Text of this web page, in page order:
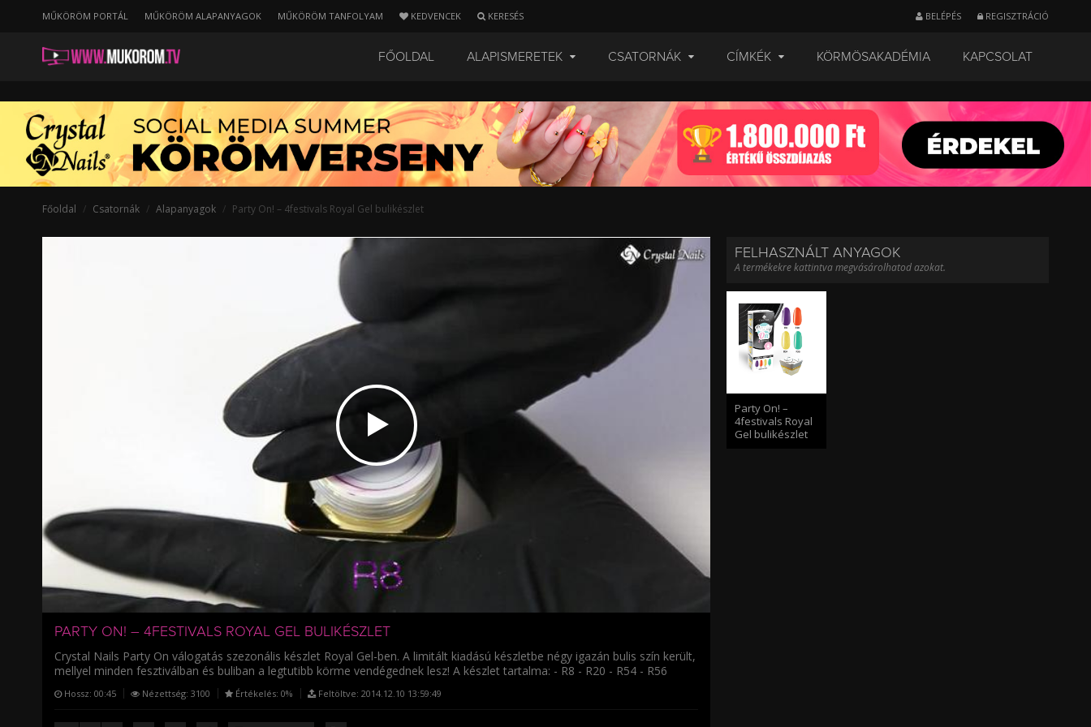
MŰKÖRÖM PORTÁL MŰKÖRÖM ALAPANYAGOK MŰKÖRÖM TANFOLYAM KEDVENCEK KERESÉS BELÉPÉS REGISZTRÁCIÓ
Party
–
4festivals
Royal
Gel
bulikészlet
FŐOLDAL ALAPISMERETEK CSATORNÁK CÍMKÉK KÖRMÖSAKADÉMIA KAPCSOLAT
Főoldal Csatornák Alapanyagok Party On! – 4festivals Royal Gel bulikészlet
/
PARTY ON! – 4FESTIVALS ROYAL GEL BULIKÉSZLET
Crystal Nails Party On válogatás szezonális készlet Royal Gel-ben. A limitált kiadású készletbe négy igazán bulis szín került,
mellyel minden fesztiválban és buliban a legtutibb körme vendégednek lesz! A készlet tartalma: - R8 - R20 - R54 - R56
Hossz: 00:45 Nézettség: 3100 Értékelés: 0% Feltöltve: 2014.12.10 13:59:49
FELHASZNÁLT ANYAGOK
A termékekre kattintva megvásárolhatod azokat.
Party On! –
4festivals Royal
Gel bulikészlet